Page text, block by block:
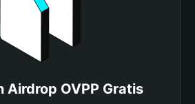
Airdrop OVPP Gratis